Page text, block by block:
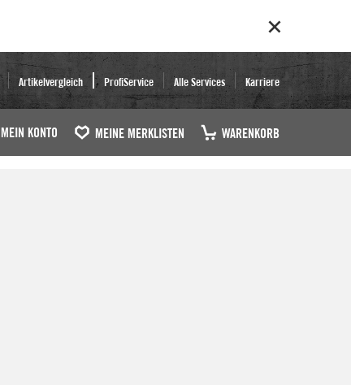
Artikelvergleich ProfiService Alle Services Karriere
MEIN KONTO MEINE MERKLISTEN WARENKORB